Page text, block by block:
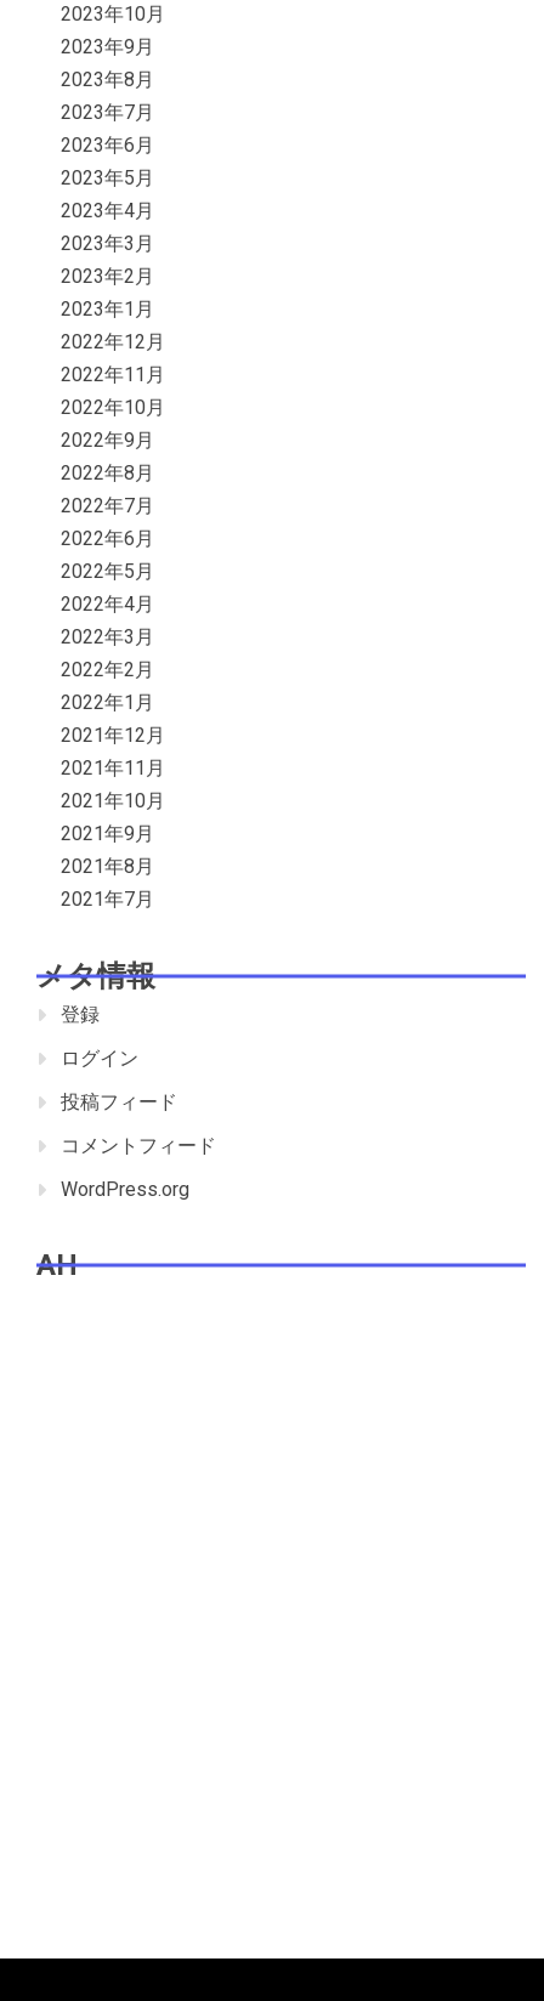
2023年10月
2023年9月
2023年8月
2023年7月
2023年6月
2023年5月
2023年4月
2023年3月
2023年2月
2023年1月
2022年12月
2022年11月
2022年10月
2022年9月
2022年8月
2022年7月
2022年6月
2022年5月
2022年4月
2022年3月
2022年2月
2022年1月
2021年12月
2021年11月
2021年10月
2021年9月
2021年8月
2021年7月
メタ情報
登録
ログイン
投稿フィード
コメントフィード
WordPress.org
AH